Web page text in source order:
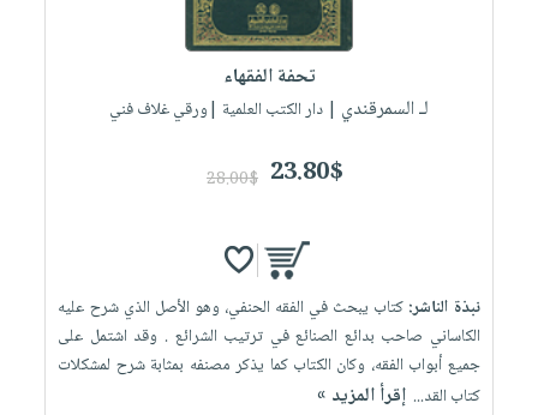
تحفة الفقهاء
لـ السمرقندي | دار الكتب العلمية |ورقي غلاف فني
23.80$
28.00$
نبذة الناشر: كتاب يبحث في الفقه الحنفي، وهو الأصل الذي شرح عليه
الكاساني صاحب بدائع الصنائع في ترتيب الشرائع . وقد اشتمل على
جميع أبواب الفقه، وكان الكتاب كما يذكر مصنفه بمثابة شرح لمشكلات
كتاب القد... إقرأ المزيد »